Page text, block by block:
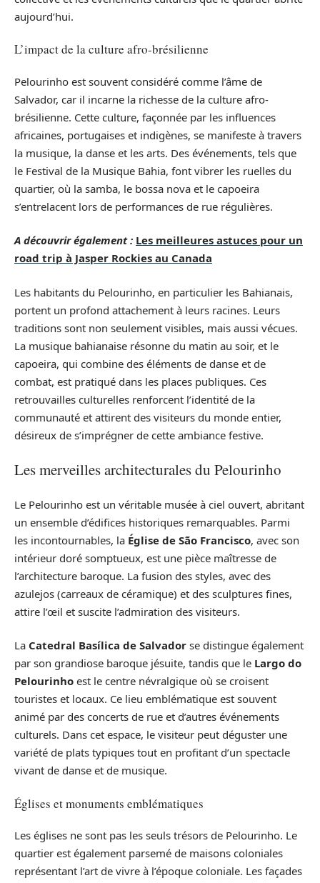
aujourd’hui.
L’impact de la culture afro-brésilienne
Pelourinho est souvent considéré comme l’âme de
Salvador, car il incarne la richesse de la culture afro-
brésilienne. Cette culture, façonnée par les influences
africaines, portugaises et indigènes, se manifeste à travers
la musique, la danse et les arts. Des événements, tels que
le Festival de la Musique Bahia, font vibrer les ruelles du
quartier, où la samba, le bossa nova et le capoeira
s’entrelacent lors de performances de rue régulières.
A découvrir également : Les meilleures astuces pour un
road trip à Jasper Rockies au Canada
Les habitants du Pelourinho, en particulier les Bahianais,
portent un profond attachement à leurs racines. Leurs
traditions sont non seulement visibles, mais aussi vécues.
La musique bahianaise résonne du matin au soir, et le
capoeira, qui combine des éléments de danse et de
combat, est pratiqué dans les places publiques. Ces
retrouvailles culturelles renforcent l’identité de la
communauté et attirent des visiteurs du monde entier,
désireux de s’imprégner de cette ambiance festive.
Les merveilles architecturales du Pelourinho
Le Pelourinho est un véritable musée à ciel ouvert, abritant
un ensemble d’édifices historiques remarquables. Parmi
les incontournables, la Église de São Francisco, avec son
intérieur doré somptueux, est une pièce maîtresse de
l’architecture baroque. La fusion des styles, avec des
azulejos (carreaux de céramique) et des sculptures fines,
attire l’œil et suscite l’admiration des visiteurs.
La Catedral Basílica de Salvador se distingue également
par son grandiose baroque jésuite, tandis que le Largo do
Pelourinho est le centre névralgique où se croisent
touristes et locaux. Ce lieu emblématique est souvent
animé par des concerts de rue et d’autres événements
culturels. Dans cet espace, le visiteur peut déguster une
variété de plats typiques tout en profitant d’un spectacle
vivant de danse et de musique.
Églises et monuments emblématiques
Les églises ne sont pas les seuls trésors de Pelourinho. Le
quartier est également parsemé de maisons coloniales
représentant l’art de vivre à l’époque coloniale. Les façades